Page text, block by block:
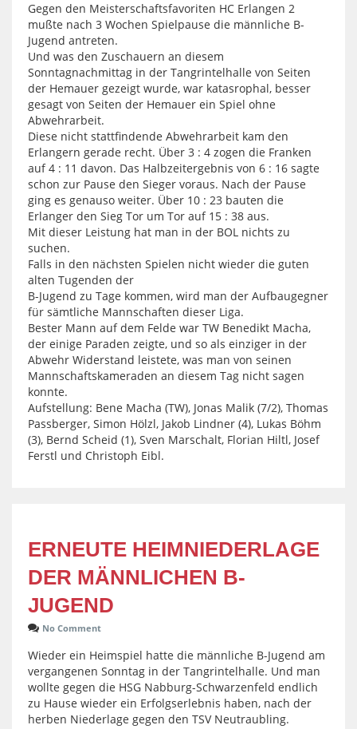
Gegen den Meisterschaftsfavoriten HC Erlangen 2
mußte nach 3 Wochen Spielpause die männliche B-
Jugend antreten.
Und was den Zuschauern an diesem
Sonntagnachmittag in der Tangrintelhalle von Seiten
der Hemauer gezeigt wurde, war katasrophal, besser
gesagt von Seiten der Hemauer ein Spiel ohne
Abwehrarbeit.
Diese nicht stattfindende Abwehrarbeit kam den
Erlangern gerade recht. Über 3 : 4 zogen die Franken
auf 4 : 11 davon. Das Halbzeitergebnis von 6 : 16 sagte
schon zur Pause den Sieger voraus. Nach der Pause
ging es genauso weiter. Über 10 : 23 bauten die
Erlanger den Sieg Tor um Tor auf 15 : 38 aus.
Mit dieser Leistung hat man in der BOL nichts zu
suchen.
Falls in den nächsten Spielen nicht wieder die guten
alten Tugenden der
B-Jugend zu Tage kommen, wird man der Aufbaugegner
für sämtliche Mannschaften dieser Liga.
Bester Mann auf dem Felde war TW Benedikt Macha,
der einige Paraden zeigte, und so als einziger in der
Abwehr Widerstand leistete, was man von seinen
Mannschaftskameraden an diesem Tag nicht sagen
konnte.
Aufstellung: Bene Macha (TW), Jonas Malik (7/2), Thomas
Passberger, Simon Hölzl, Jakob Lindner (4), Lukas Böhm
(3), Bernd Scheid (1), Sven Marschalt, Florian Hiltl, Josef
Ferstl und Christoph Eibl.
ERNEUTE HEIMNIEDERLAGE
DER MÄNNLICHEN B-
JUGEND
No Comment
Wieder ein Heimspiel hatte die männliche B-Jugend am
vergangenen Sonntag in der Tangrintelhalle. Und man
wollte gegen die HSG Nabburg-Schwarzenfeld endlich
zu Hause wieder ein Erfolgserlebnis haben, nach der
herben Niederlage gegen den TSV Neutraubling.